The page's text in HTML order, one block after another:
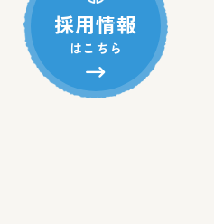
採用情報
はこちら